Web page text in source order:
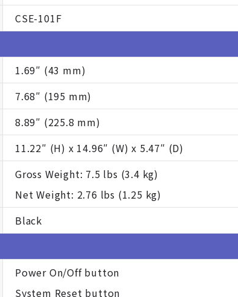
CSE-101F
1.69″ (43 mm)
7.68″ (195 mm)
8.89″ (225.8 mm)
11.22″ (H) x 14.96″ (W) x 5.47″ (D)
Gross Weight: 7.5 lbs (3.4 kg)
Net Weight: 2.76 lbs (1.25 kg)
Black
Power On/Off button
System Reset button